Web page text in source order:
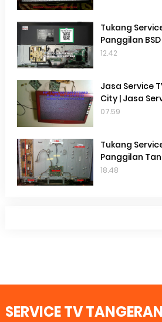
Tukang
Panggilan
Service Smart
12.42
Jasa Service
City | Jasa
Gading
07.59
Tukang
Panggilan
Service Smart
18.48
SERVICE TV